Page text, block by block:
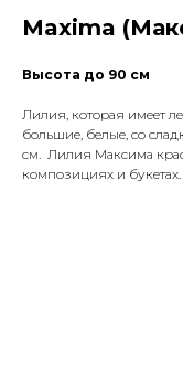
Maxima
Высота до 90 см
Лилия, которая имеет
большие, белые, со
см. Лилия Максима
композициях и букетах.